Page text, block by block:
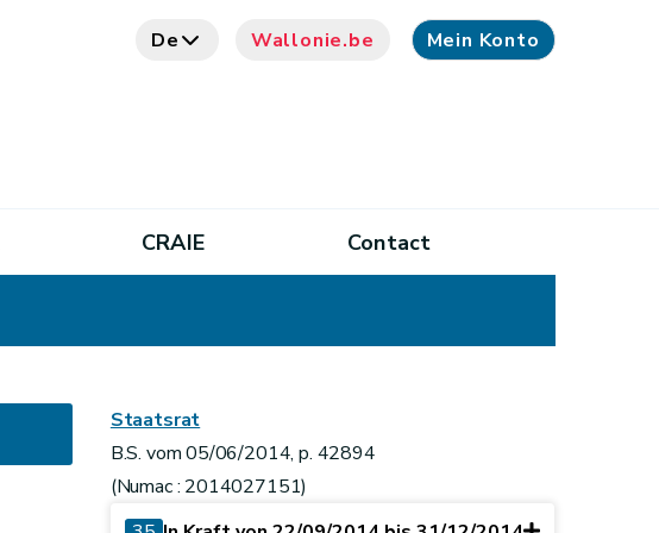
De Wallonie.be Mein Konto
CRAIE Contact
Staatsrat
B.S. vom 05/06/2014, p. 42894
(Numac : 2014027151)